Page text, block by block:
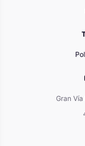
Gran